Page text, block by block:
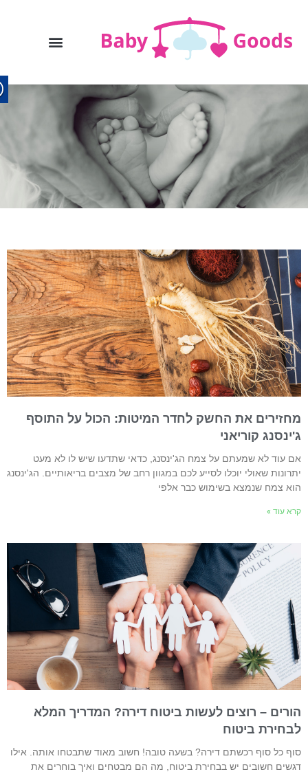
את החשק לחדר המיטות: הכול על התוסף
קוריאני
עוד לא שמעתם על צמח הג'ינסנג, כדאי שתדעו שיש לו לא מעט
שאולי יוכלו לסייע לכם במגוון רחב של מצבים בריאותיים. הג'ינסנג
צמח שנמצא בשימוש כבר אלפי
עוד »
– רוצים לעשות ביטוח דירה? המדריך המלא
ביטוח
כל סוף רכשתם דירה? בשעה טובה! חשוב מאוד שתבטחו אותה. אילו
חשובים יש בבחירת ביטוח, מה הם מבטחים ואיך בוחרים את